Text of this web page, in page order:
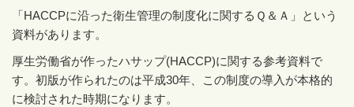
「HACCPに沿った衛生管理の制度化に関するＱ＆Ａ」という
資料があります。
厚生労働省が作ったハサップ(HACCP)に関する参考資料で
す。初版が作られたのは平成30年、この制度の導入が本格的
に検討された時期になります。